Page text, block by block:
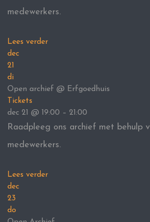
medewerkers.
Lees verder
dec
21
di
Open archief @ Erfgoedhuis
Tickets
dec 21 @ 19:00 – 21:00
Raadpleeg ons archief met behulp
medewerkers.
Lees verder
dec
23
do